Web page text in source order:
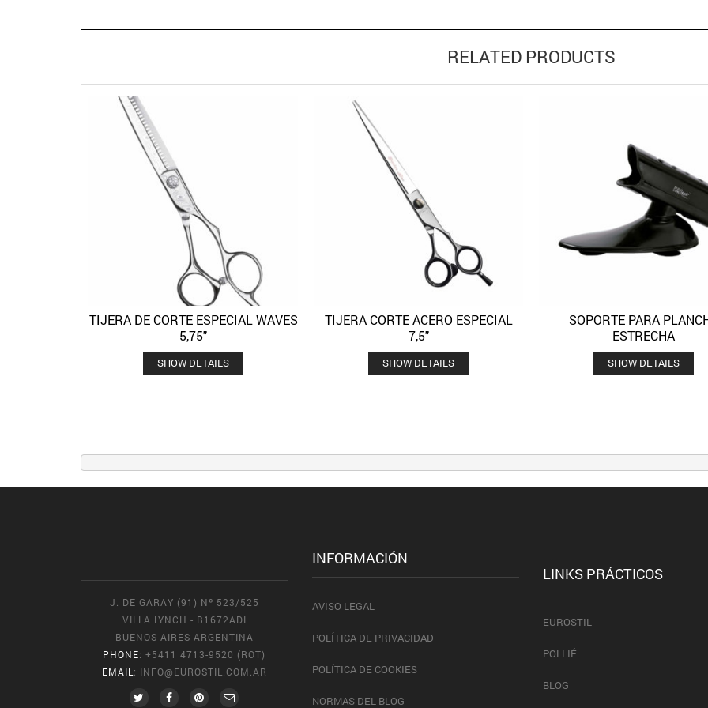
RELATED PRODUCTS
Añadir a la lista de deseos Quick View
TIJERA DE CORTE ESPECIAL WAVES
5,75″
SHOW DETAILS
Añadir a la lista de deseos Quick View
TIJERA CORTE ACERO ESPECIAL
7,5″
SHOW DETAILS
Añadir a la lista de deseos Quick
SOPORTE PARA
ESTRECHA
SHOW DETAILS
J. DE GARAY (91) Nº 523/525
VILLA LYNCH - B1672ADI
BUENOS AIRES ARGENTINA
PHONE: +5411 4713-9520 (ROT)
EMAIL : INFO@EUROSTIL.COM.AR
INFORMACIÓN
AVISO LEGAL
POLÍTICA DE PRIVACIDAD
POLÍTICA DE COOKIES
NORMAS DEL BLOG
LINKS PRÁCTICOS
EUROSTIL
POLLIÉ
BLOG